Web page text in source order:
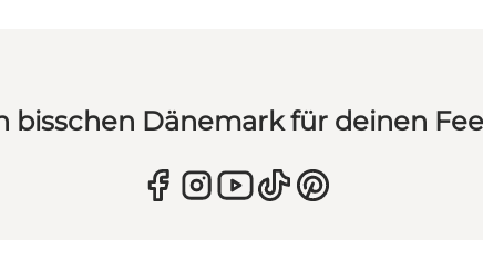
bisschen Dänemark für deinen